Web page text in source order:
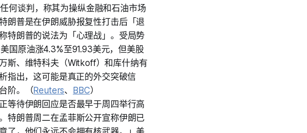
何谈判，称其为操纵金融和石油市场
朗普是在伊朗威胁报复性打击后「退
特朗普的说法为「心理战」。受局势
国原油涨4.3%至91.93美元，但美股
斯、维特科夫（Witkoff）和库什纳有
指出，这可能是真正的外交突破信
阶。（Reuters、 BBC）
等待伊朗回应是否最早于周四举行高
特朗普周二在孟菲斯公开宣称伊朗已